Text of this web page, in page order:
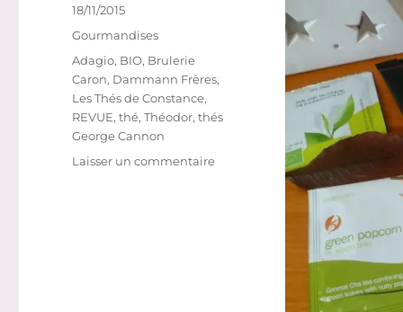
Publié
18/11/2015
Catégories
Gourmandises
Étiquettes
Adagio, BIO, Brulerie
Caron, Dammann Frères,
Les Thés de Constance,
REVUE,thé,Théodor,thés
George Cannon
Laisser un commentairesur